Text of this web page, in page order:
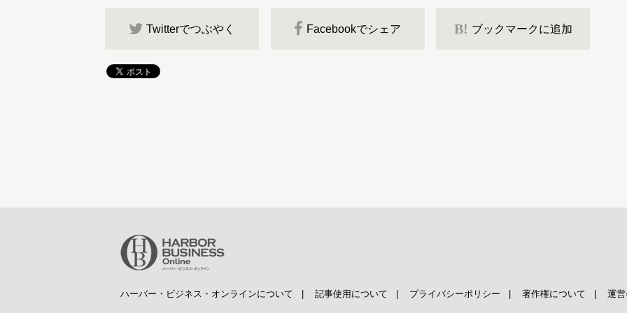
Twitterでつぶやく Facebookでシェア B! ブックマークに追加
ハーバー・ビジネス・オンラインについて 記事使用について プライバシーポリシー 著作権について 運